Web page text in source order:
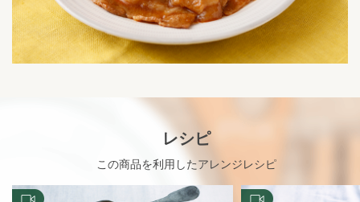
レシピ
この商品を利用したアレンジレシピ